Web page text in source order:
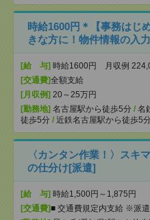
時給1600円＊【事務はじ
きな方に！物件情報の入
[給 与] 時給1600円 月収例
[交通費]全額支給
[月収例] 20～25万円
[勤務地] 名古屋駅から徒歩5分 / 名
徒歩5分 / 近鉄名古屋駅から徒歩5
〈カンタン作業！〉スキ
の仕分け[派遣]
[給 与] 時給1,500円～1,875円
[交通費]■ 交通費規定内支給 ※派